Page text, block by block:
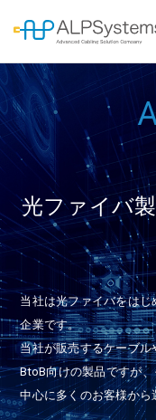
光ファイバ
当社は光ファイバをは
企業です。
当社が販売するケーブ
BtoB向けの製品ですが、
中心に多くのお客様から